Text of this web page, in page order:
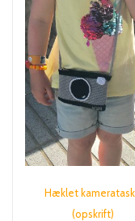
Hæklet
(opskrift)